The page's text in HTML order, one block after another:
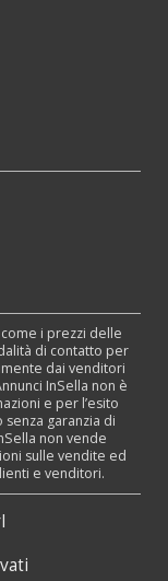
i prezzi delle
di contatto per
dai venditori
InSella non è
e per l’esito
garanzia di
non vende
sulle vendite ed
e venditori.